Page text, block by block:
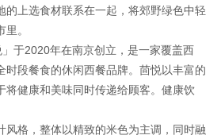
的上选食材联系在一起，将郊野绿色中轻
。
2020年在南京创立，是一家覆盖西
时段餐食的休闲西餐品牌。茴悦以丰富的
将健康和美味同时传递给顾客。健康饮
格，整体以精致的米色为主调，同时融